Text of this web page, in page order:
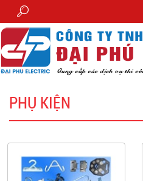
PHỤ KIỆN